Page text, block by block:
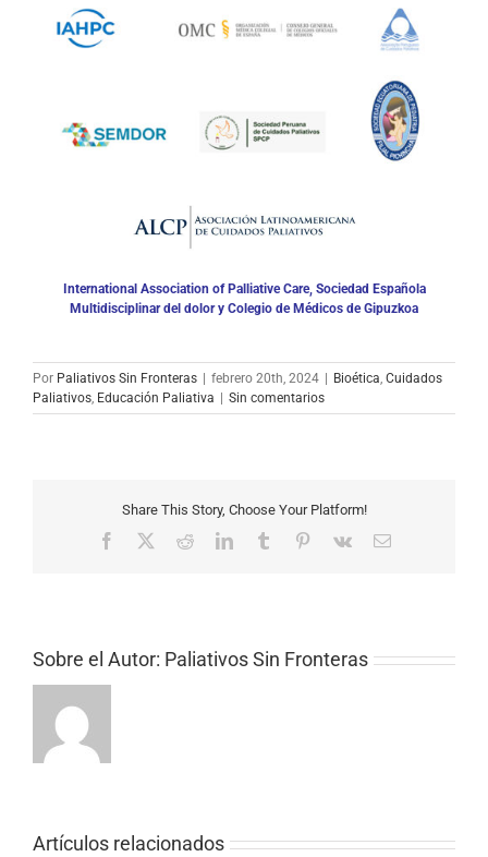
International Association of Palliative Care, Sociedad Española
Multidisciplinar del dolor y Colegio de Médicos de Gipuzkoa
Por Paliativos Sin Fronteras febrero 20th, 2024 Bioética, Cuidados
Paliativos, Educación Paliativa Sin comentarios
Share This Story, Choose Your Platform!
Facebook RedditLinkedInTumblr Pinterest
Vk
Correo
Sobre el Autor: Paliativos Sin Fronteras
Artículos relacionados